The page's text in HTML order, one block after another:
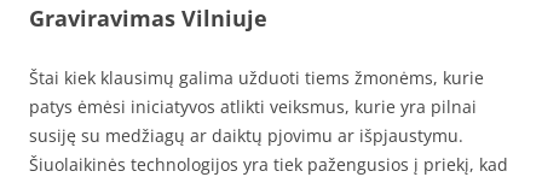
Graviravimas Vilniuje
Štai kiek klausimų galima užduoti tiems žmonėms, kurie
patys ėmėsi iniciatyvos atlikti veiksmus, kurie yra pilnai
susiję su medžiagų ar daiktų pjovimu ar išpjaustymu.
Šiuolaikinės technologijos yra tiek pažengusios į priekį, kad